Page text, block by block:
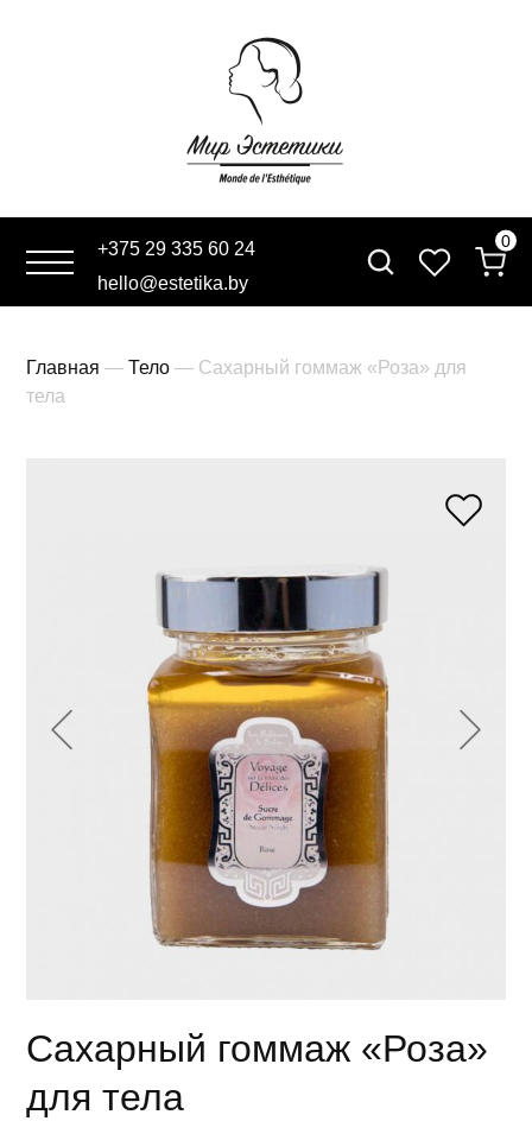
+375 29 335 60 24
hello@estetika.by
0
Поиск:
Главная —Тело — Сахарный гоммаж «Роза» для
тела
Сахарный гоммаж «Роза»
для тела